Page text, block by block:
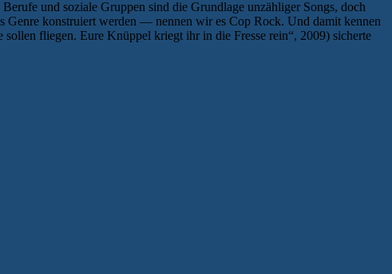
und soziale Gruppen sind die Grundlage unzähliger Songs, doch
Genre konstruiert werden — nennen wir es Cop Rock. Und damit kennen
sollen fliegen. Eure Knüppel kriegt ihr in die Fresse rein“, 2009) sicherte